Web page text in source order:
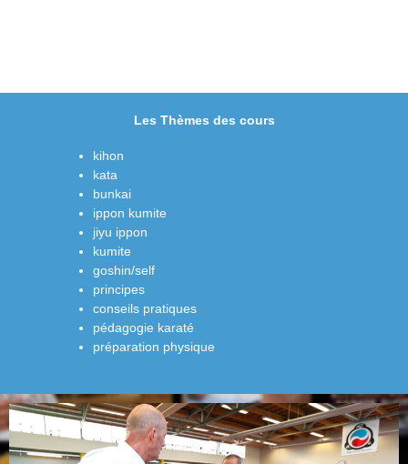
Les Thèmes des cours
kihon
kata
bunkai
ippon kumite
jiyu ippon
kumite
goshin/self
principes
conseils pratiques
pédagogie karaté
préparation physique